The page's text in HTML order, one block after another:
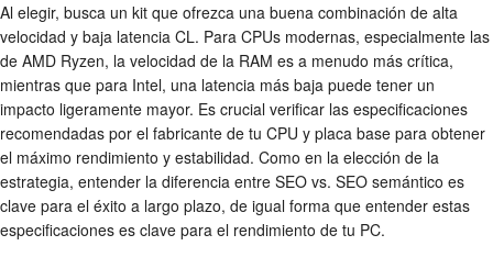
Al elegir, busca un kit que ofrezca una buena combinación de alta
velocidad y baja latencia CL. Para CPUs modernas, especialmente las
de AMD Ryzen, la velocidad de la RAM es a menudo más crítica,
mientras que para Intel, una latencia más baja puede tener un
impacto ligeramente mayor. Es crucial verificar las especificaciones
recomendadas por el fabricante de tu CPU y placa base para obtener
el máximo rendimiento y estabilidad. Como en la elección de la
estrategia, entender la diferencia entre SEO vs. SEO semántico es
clave para el éxito a largo plazo, de igual forma que entender estas
especificaciones es clave para el rendimiento de tu PC.